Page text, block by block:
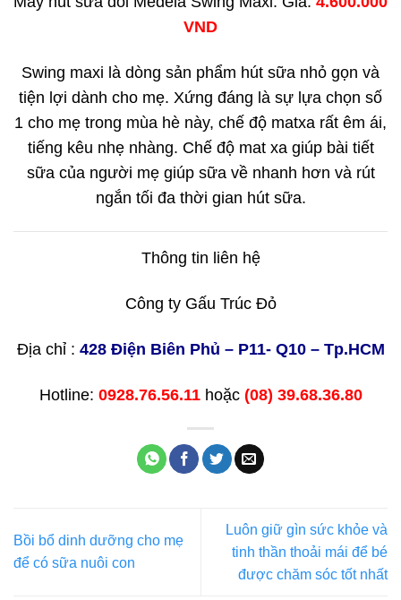
VND
Swing maxi là dòng sản phẩm hút sữa nhỏ gọn và
tiện lợi dành cho mẹ. Xứng đáng là sự lựa chọn số
1 cho mẹ trong mùa hè này, chế độ matxa rất êm ái,
tiếng kêu nhẹ nhàng. Chế độ mat xa giúp bài tiết
sữa của người mẹ giúp sữa về nhanh hơn và rút
ngắn tối đa thời gian hút sữa.
Thông tin liên hệ
Công ty Gấu Trúc Đỏ
Địa chỉ : 428 Điện Biên Phủ – P11- Q10 – Tp.HCM
Hotline: 0928.76.56.11hoặc (08) 39.68.36.80
Bồi bổ dinh dưỡng cho mẹ
để có sữa nuôi con
Luôn giữ gìn sức khỏe và
tinh thần thoải mái để bé
được chăm sóc tốt nhất